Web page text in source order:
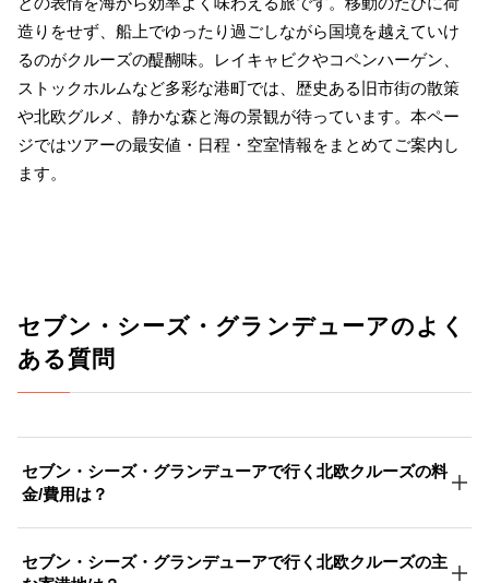
造りをせず、船上でゆったり過ごしながら国境を越えていけ
るのがクルーズの醍醐味。レイキャビクやコペンハーゲン、
ストックホルムなど多彩な港町では、歴史ある旧市街の散策
や北欧グルメ、静かな森と海の景観が待っています。本ペー
ジではツアーの最安値・日程・空室情報をまとめてご案内し
ます。
セブン・シーズ・グランデューアのよく
ある質問
セブン・シーズ・グランデューアで行く北欧クルーズの料
金/費用は？
セブン・シーズ・グランデューアで行く北欧クルーズの主